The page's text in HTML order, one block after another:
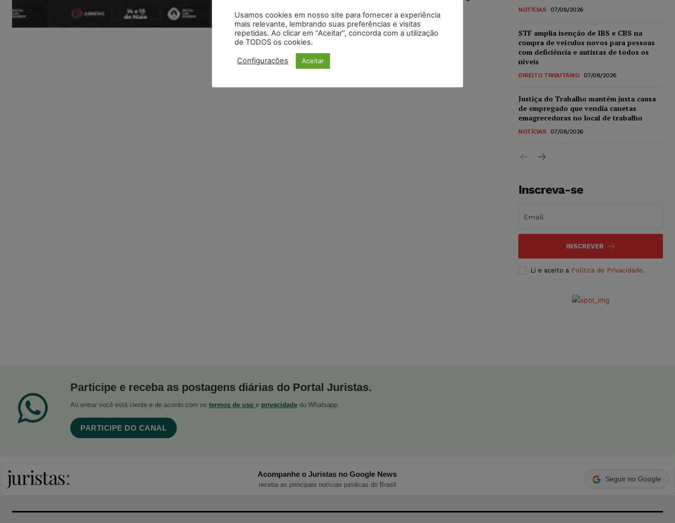
NOTÍCIAS 07/08/2026
STF amplia isenção de IBS e CBS na
compra de veículos novos para pessoas
com deficiência e autistas de todos os
níveis
DIREITO TRIBUTÁRIO 07/08/2026
Justiça do Trabalho mantém justa causa
de empregado que vendia canetas
emagrecedoras no local de trabalho
NOTÍCIAS 07/08/2026
Inscreva-se
INSCREVER
Li e aceito a Política de Privacidade.
Participe e receba as postagens diárias do Portal Juristas.
Ao entrar você está ciente e de acordo com os termos de uso e privacidade do Whatsapp.
PARTICIPE DO CANAL
Acompanhe o Juristas no Google News
receba as principais notícias jurídicas do Brasil
Seguir no Google
Usamos cookies em nosso site para fornecer a experiência
mais relevante, lembrando suas preferências e visitas
repetidas. Ao clicar em “Aceitar”, concorda com a utilização
de TODOS os cookies.
Configurações Aceitar